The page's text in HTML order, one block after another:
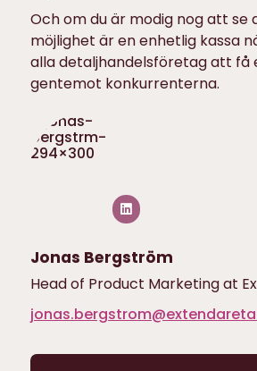
Och om du är modig nog att se
möjlighet är en enhetlig kassa
alla detaljhandelsföretag att få
gentemot konkurrenterna.
Jonas Bergström
Head of Product Marketing at